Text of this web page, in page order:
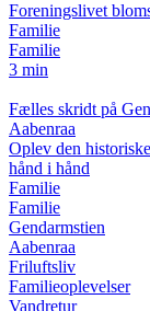
Foreningslivet
Familie
Familie
3 min
Fælles skridt på
Aabenraa
Oplev den
hånd i hånd
Familie
Familie
Gendarmstien
Aabenraa
Friluftsliv
Familieoplevelser
Vandretur